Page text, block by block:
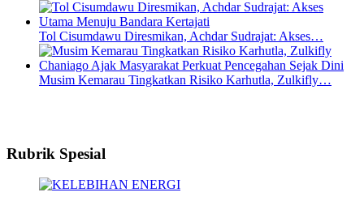
Tol Cisumdawu Diresmikan, Achdar Sudrajat: Akses…
Musim Kemarau Tingkatkan Risiko Karhutla, Zulkifly…
Rubrik Spesial